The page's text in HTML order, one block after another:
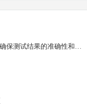
P-One 在进行性能测试时，如何确保测试结果的准确性和可靠性？